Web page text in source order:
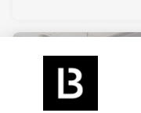
minimum.